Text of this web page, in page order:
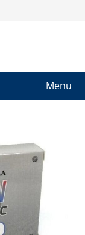
Menu